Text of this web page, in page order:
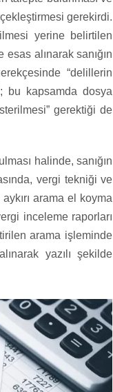
gerekirdi.
yerine belirtilen
alınarak sanığın
“delillerin
bu kapsamda dosya
gerektiği de
halinde, sanığın
vergi tekniği ve
arama el koyma
inceleme raporları
arama işleminde
yazılı şekilde